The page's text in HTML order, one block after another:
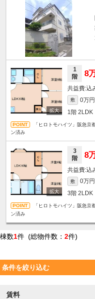
1
階
8
込
敷 0万円
1階 2LDK
「ヒロトモハイツ」阪急
ン済み
3
階
8
込
敷 0万円
3階 2LDK
「ヒロトモハイツ」阪急
ン済み
棟数1件 (総物件数： 2件)
条件を絞り込む
賃料